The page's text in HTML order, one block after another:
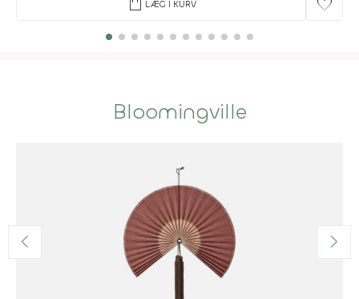
LÆG I KURV favorite
Bloomingville